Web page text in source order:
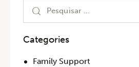
Categories
Family Support